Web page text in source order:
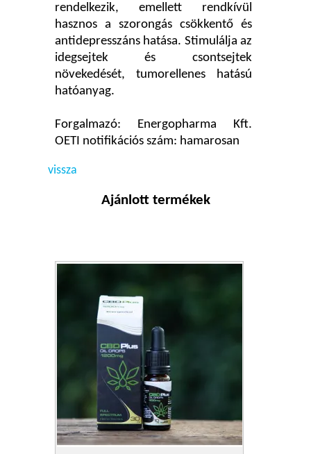
rendelkezik, emellett rendkívül
hasznos a szorongás csökkentő és
antidepresszáns hatása. Stimulálja az
idegsejtek és csontsejtek
növekedését, tumorellenes hatású
hatóanyag.
Forgalmazó: Energopharma Kft.
OETI notifikációs szám: hamarosan
vissza
Ajánlott termékek